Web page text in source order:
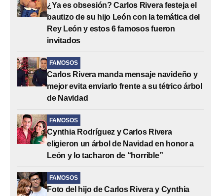
¿Ya es obsesión? Carlos Rivera festeja el
bautizo de su hijo León con la temática del
Rey León y estos 6 famosos fueron
invitados
FAMOSOS
Carlos Rivera manda mensaje navideño y
mejor evita enviarlo frente a su tétrico árbol
de Navidad
FAMOSOS
Cynthia Rodríguez y Carlos Rivera
eligieron un árbol de Navidad en honor a
León y lo tacharon de “horrible”
FAMOSOS
Foto del hijo de Carlos Rivera y Cynthia